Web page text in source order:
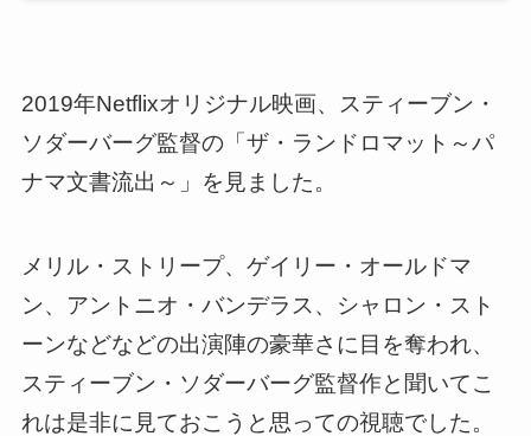
2019年Netflixオリジナル映画、スティーブン・
ソダーバーグ監督の「ザ・ランドロマット～パ
ナマ文書流出～」を見ました。
メリル・ストリープ、ゲイリー・オールドマ
ン、アントニオ・バンデラス、シャロン・スト
ーンなどなどの出演陣の豪華さに目を奪われ、
スティーブン・ソダーバーグ監督作と聞いてこ
れは是非に見ておこうと思っての視聴でした。